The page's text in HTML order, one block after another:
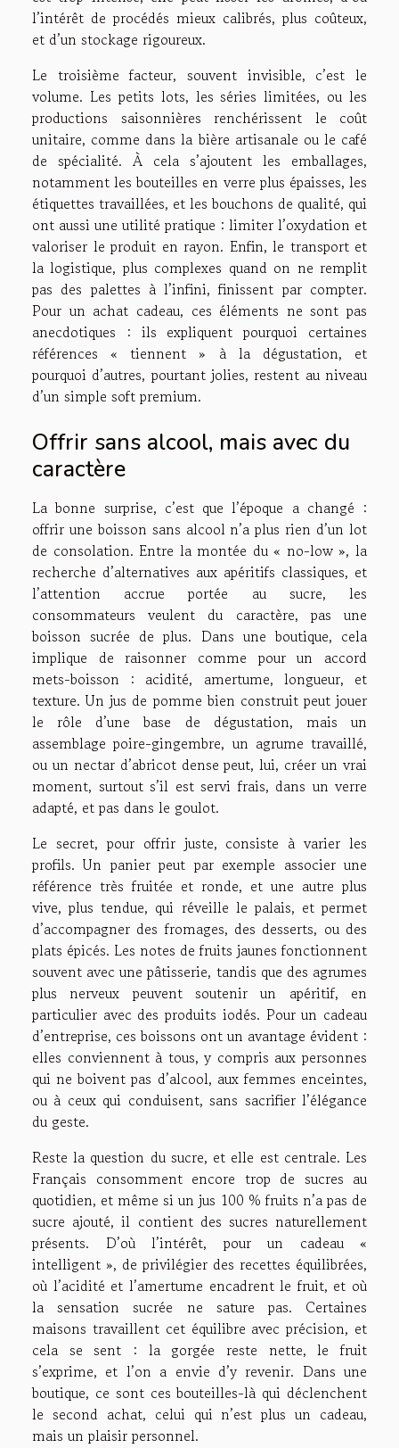
l’intérêt de procédés mieux calibrés, plus coûteux,
et d’un stockage rigoureux.
Le troisième facteur, souvent invisible, c’est le
volume. Les petits lots, les séries limitées, ou les
productions saisonnières renchérissent le coût
unitaire, comme dans la bière artisanale ou le café
de spécialité. À cela s’ajoutent les emballages,
notamment les bouteilles en verre plus épaisses, les
étiquettes travaillées, et les bouchons de qualité, qui
ont aussi une utilité pratique : limiter l’oxydation et
valoriser le produit en rayon. Enfin, le transport et
la logistique, plus complexes quand on ne remplit
pas des palettes à l’infini, finissent par compter.
Pour un achat cadeau, ces éléments ne sont pas
anecdotiques : ils expliquent pourquoi certaines
références « tiennent » à la dégustation, et
pourquoi d’autres, pourtant jolies, restent au niveau
d’un simple soft premium.
Offrir sans alcool, mais avec du
caractère
La bonne surprise, c’est que l’époque a changé :
offrir une boisson sans alcool n’a plus rien d’un lot
de consolation. Entre la montée du « no-low », la
recherche d’alternatives aux apéritifs classiques, et
l’attention accrue portée au sucre, les
consommateurs veulent du caractère, pas une
boisson sucrée de plus. Dans une boutique, cela
implique de raisonner comme pour un accord
mets-boisson : acidité, amertume, longueur, et
texture. Un jus de pomme bien construit peut jouer
le rôle d’une base de dégustation, mais un
assemblage poire-gingembre, un agrume travaillé,
ou un nectar d’abricot dense peut, lui, créer un vrai
moment, surtout s’il est servi frais, dans un verre
adapté, et pas dans le goulot.
Le secret, pour offrir juste, consiste à varier les
profils. Un panier peut par exemple associer une
référence très fruitée et ronde, et une autre plus
vive, plus tendue, qui réveille le palais, et permet
d’accompagner des fromages, des desserts, ou des
plats épicés. Les notes de fruits jaunes fonctionnent
souvent avec une pâtisserie, tandis que des agrumes
plus nerveux peuvent soutenir un apéritif, en
particulier avec des produits iodés. Pour un cadeau
d’entreprise, ces boissons ont un avantage évident :
elles conviennent à tous, y compris aux personnes
qui ne boivent pas d’alcool, aux femmes enceintes,
ou à ceux qui conduisent, sans sacrifier l’élégance
du geste.
Reste la question du sucre, et elle est centrale. Les
Français consomment encore trop de sucres au
quotidien, et même si un jus 100 % fruits n’a pas de
sucre ajouté, il contient des sucres naturellement
présents. D’où l’intérêt, pour un cadeau «
intelligent », de privilégier des recettes équilibrées,
où l’acidité et l’amertume encadrent le fruit, et où
la sensation sucrée ne sature pas. Certaines
maisons travaillent cet équilibre avec précision, et
cela se sent : la gorgée reste nette, le fruit
s’exprime, et l’on a envie d’y revenir. Dans une
boutique, ce sont ces bouteilles-là qui déclenchent
le second achat, celui qui n’est plus un cadeau,
mais un plaisir personnel.